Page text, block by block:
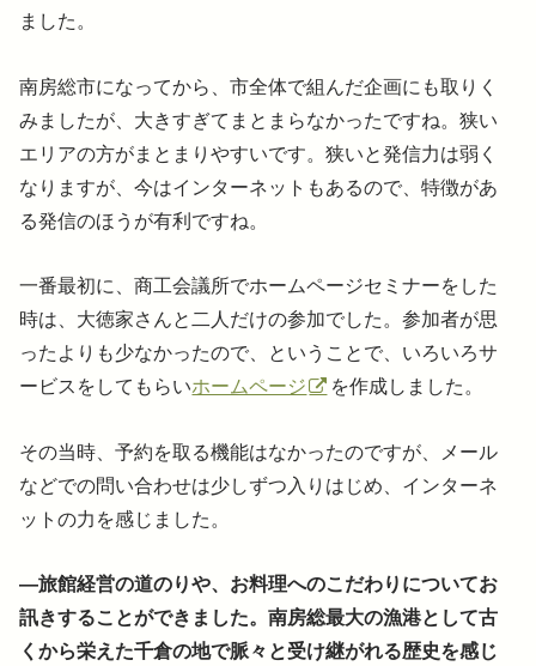
ました。
南房総市になってから、市全体で組んだ企画にも取りく
みましたが、大きすぎてまとまらなかったですね。狭い
エリアの方がまとまりやすいです。狭いと発信力は弱く
なりますが、今はインターネットもあるので、特徴があ
る発信のほうが有利ですね。
一番最初に、商工会議所でホームページセミナーをした
時は、大徳家さんと二人だけの参加でした。参加者が思
ったよりも少なかったので、ということで、いろいろサ
ービスをしてもらいホームページ を作成しました。
その当時、予約を取る機能はなかったのですが、メール
などでの問い合わせは少しずつ入りはじめ、インターネ
ットの力を感じました。
―旅館経営の道のりや、お料理へのこだわりについてお
訊きすることができました。南房総最大の漁港として古
くから栄えた千倉の地で脈々と受け継がれる歴史を感じ